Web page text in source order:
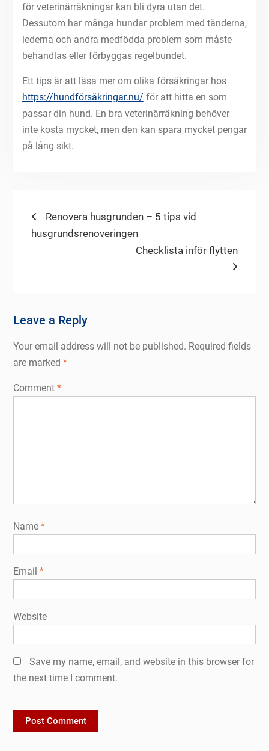
för veterinärräkningar kan bli dyra utan det.
Dessutom har många hundar problem med tänderna,
lederna och andra medfödda problem som måste
behandlas eller förbyggas regelbundet.
Ett tips är att läsa mer om olika försäkringar hos
https://hundförsäkringar.nu/ för att hitta en som
passar din hund. En bra veterinärräkning behöver
inte kosta mycket, men den kan spara mycket pengar
på lång sikt.
Post
navigation
Previous
post:
Renovera husgrunden – 5 tips vid
husgrundsrenoveringen
Next
Checklista inför flytten
Leave a Reply
Your email address will not be published. Required fields
are marked *
Comment *
Name *
Email *
Website
Save my name, email, and website in this browser for
the next time I comment.